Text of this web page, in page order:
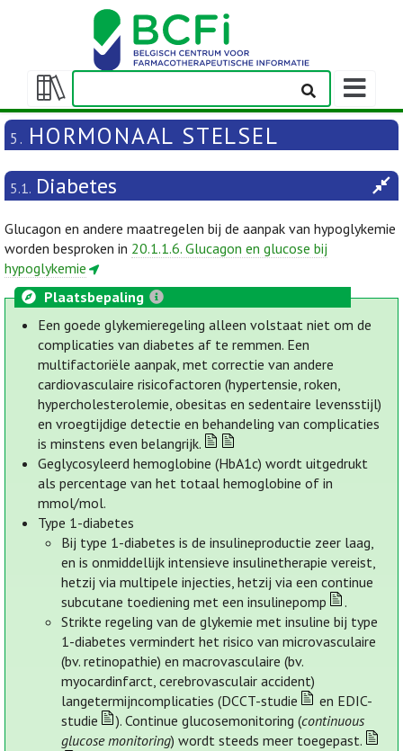
Weergeven/verbergen
inhoudstafel
5. HORMONAAL STELSEL
5.1. Diabetes
Glucagon en andere maatregelen bij de aanpak van hypoglykemie
worden besproken in 20.1.1.6. Glucagon en glucose bij
hypoglykemie
Plaatsbepaling
Een goede glykemieregeling alleen volstaat niet om de
complicaties van diabetes af te remmen. Een
multifactoriële aanpak, met correctie van andere
cardiovasculaire risicofactoren (hypertensie, roken,
hypercholesterolemie, obesitas en sedentaire levensstijl)
en vroegtijdige detectie en behandeling van complicaties
is minstens even belangrijk.
Geglycosyleerd hemoglobine (HbA1c) wordt uitgedrukt
als percentage van het totaal hemoglobine of in
mmol/mol.
Type 1-diabetes
Bij type 1-diabetes is de insulineproductie zeer laag,
en is onmiddellijk intensieve insulinetherapie vereist,
hetzij via multipele injecties, hetzij via een continue
subcutane toediening met een insulinepomp
.
Strikte regeling van de glykemie met insuline bij type
1-diabetes vermindert het risico van microvasculaire
(bv. retinopathie) en macrovasculaire (bv.
myocardinfarct, cerebrovasculair accident)
langetermijncomplicaties (DCCT-studie
en EDIC-
studie
). Continue glucosemonitoring (continuous
glucose monitoring) wordt steeds meer toegepast.